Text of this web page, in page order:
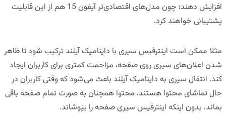
افزایش دهند؛ چون مدل‌های اقتصادی‌تر آیفون 15 هم از این قابلیت
پشتیبانی خواهند کرد.
مثلا ممکن است اینترفیس سیری با داینامیک آیلند ترکیب شود تا ظاهر
شدن اعلان‌های سیری روی صفحه، مزاحمت کمتری برای کاربران ایجاد
کند. انتقال سیری به داینامیک آیلند باعث می‌شود که وقتی کاربران در
حال تماشای محتوا هستند، محتوا همچنان به صورت تمام صفحه باقی
بماند، بدون اینکه اینترفیس سیری صفحه را بپوشاند.